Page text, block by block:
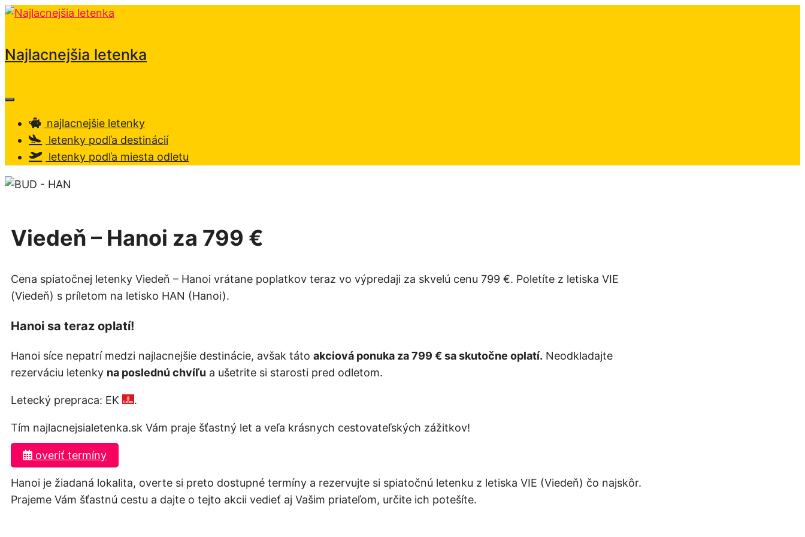
Preskočiť
obsah
Najlacnejšia letenka
Menu
najlacnejšie letenky
letenky podľa destinácií
letenky podľa miesta odletu
Viedeň – Hanoi za 799 €
Cena spiatočnej letenky Viedeň – Hanoi vrátane poplatkov teraz vo výpredaji za skvelú cenu 799 €. Poletíte z letiska VIE
(Viedeň) s príletom na letisko HAN (Hanoi).
Hanoi sa teraz oplatí!
Hanoi síce nepatrí medzi najlacnejšie destinácie, avšak táto akciová ponuka za 799 € sa skutočne oplatí. Neodkladajte
rezerváciu letenky na poslednú chvíľu a ušetrite si starosti pred odletom.
Letecký prepraca: EK .
Tím najlacnejsialetenka.sk Vám praje šťastný let a veľa krásnych cestovateľských zážitkov!
overiť termíny
Hanoi je žiadaná lokalita, overte si preto dostupné termíny a rezervujte si spiatočnú letenku z letiska VIE (Viedeň) čo najskôr.
Prajeme Vám šťastnú cestu a dajte o tejto akcii vedieť aj Vašim priateľom, určite ich potešíte.